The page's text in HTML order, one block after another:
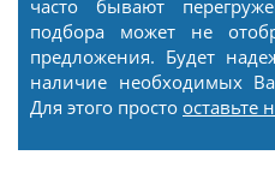
часто бывают
подбора может не
предложения. Будет
наличие необходимых
Для этого просто оставьте